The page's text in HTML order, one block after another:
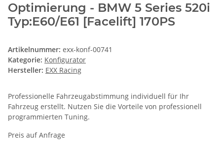
Optimierung - BMW 5 Series 520i
Typ:E60/E61 [Facelift] 170PS
Artikelnummer: exx-konf-00741
Kategorie: Konfigurator
Hersteller: EXX Racing
Professionelle Fahrzeugabstimmung individuell für Ihr
Fahrzeug erstellt. Nutzen Sie die Vorteile von professionell
programmierten Tuning.
Preis auf Anfrage